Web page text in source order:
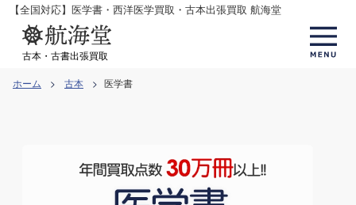
【全国対応】医学書・西洋医学買取・古本出張買取 航海堂
古本・古書出張買取
ホーム 古本 医学書